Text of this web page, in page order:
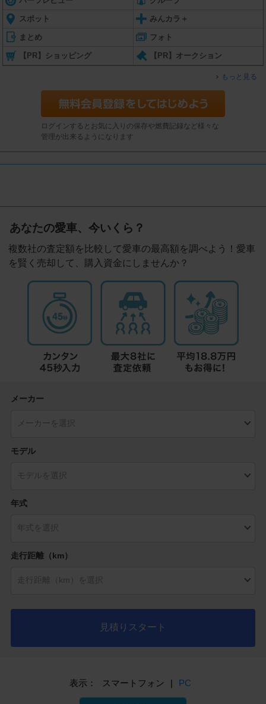
スポット みんカラ＋
まとめ フォト
【PR】ショッピング 【PR】オークション
もっと見る
ログインするとお気に入りの保存や燃費記録など様々な
管理が出来るようになります
あなたの愛車、今いくら？
複数社の査定額を比較して愛車の最高額を調べよう！愛車
を賢く売却して、購入資金にしませんか？
メーカー
モデル
年式
走行距離（km）
見積りスタート
表示： スマートフォン | PC